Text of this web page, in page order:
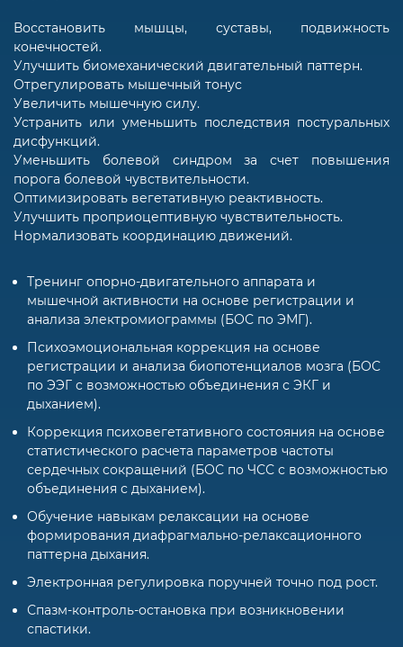
Восстановить мышцы, суставы, подвижность
конечностей.
Улучшить биомеханический двигательный паттерн.
Отрегулировать мышечный тонус
Увеличить мышечную силу.
Устранить или уменьшить последствия постуральных
дисфункций.
Уменьшить болевой синдром за счет повышения
порога болевой чувствительности.
Оптимизировать вегетативную реактивность.
Улучшить проприоцептивную чувствительность.
Нормализовать координацию движений.
Тренинг опорно-двигательного аппарата и
мышечной активности на основе регистрации и
анализа электромиограммы (БОС по ЭМГ).
Психоэмоциональная коррекция на основе
регистрации и анализа биопотенциалов мозга (БОС
по ЭЭГ с возможностью объединения с ЭКГ и
дыханием).
Коррекция психовегетативного состояния на основе
статистического расчета параметров частоты
сердечных сокращений (БОС по ЧСС с возможностью
объединения с дыханием).
Обучение навыкам релаксации на основе
формирования диафрагмально-релаксационного
паттерна дыхания.
Электронная регулировка поручней точно под рост.
Спазм-контроль-остановка при возникновении
спастики.